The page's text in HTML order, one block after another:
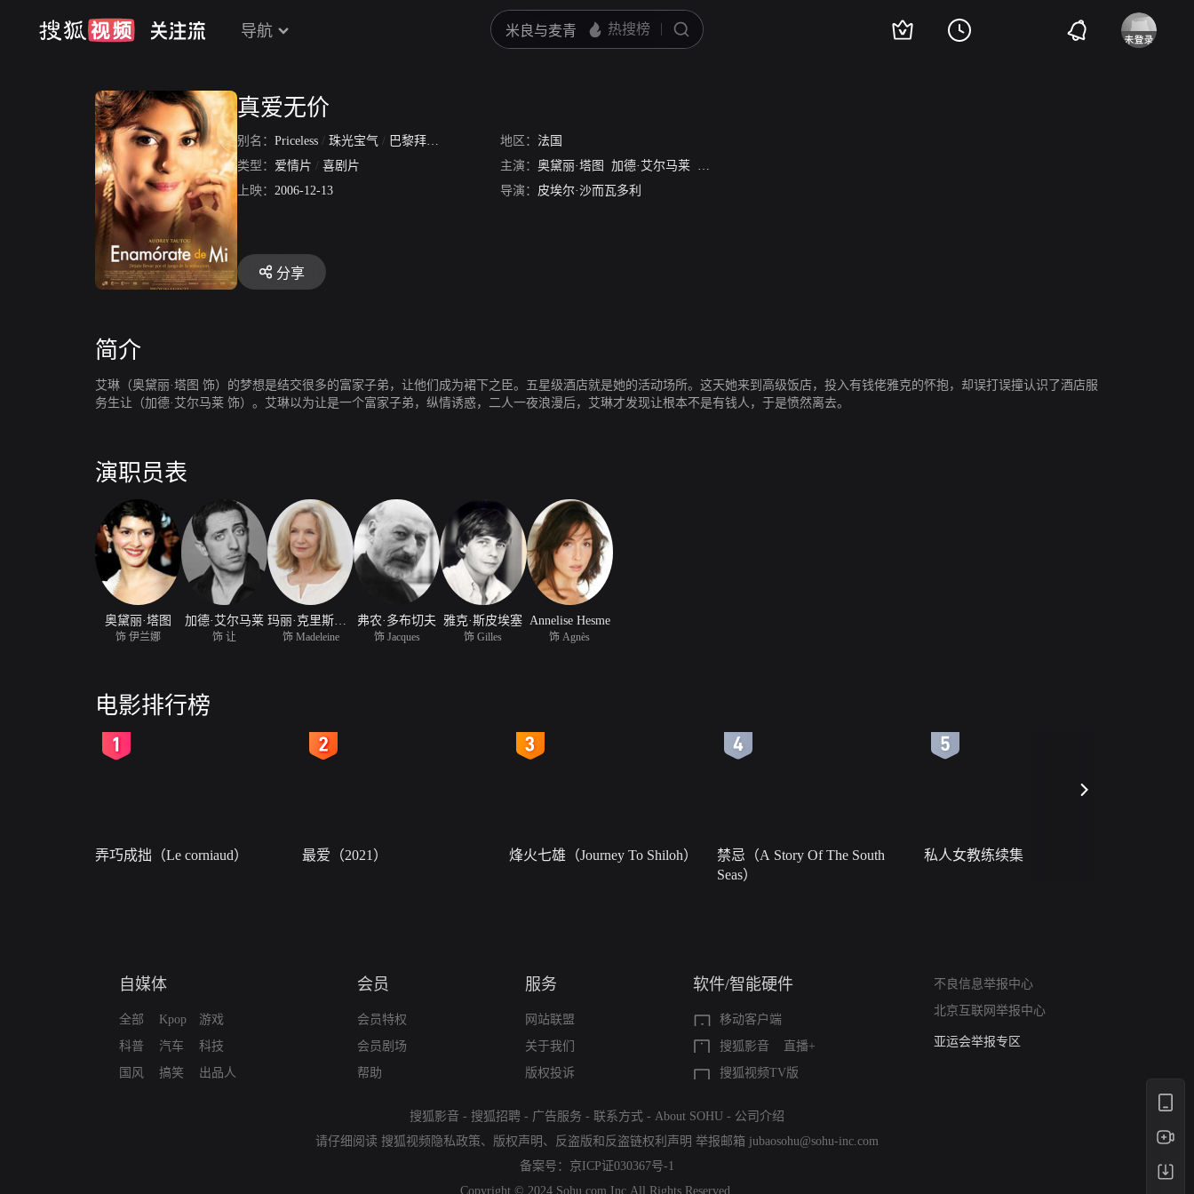
导航
真爱无价
别名： Priceless / 珠光宝气 / 巴黎拜金女 无价的女人/ 奢华之外
地区： 法国
类型： 爱情片 / 喜剧片 主演： 奥黛丽·塔图 加德·艾尔马莱 玛丽·克里斯汀·亚当
上映： 2006-12-13 导演： 皮埃尔·沙而瓦多利
分享
简介
艾琳（奥黛丽·塔图 饰）的梦想是结交很多的富家子弟，让他们成为裙下之臣。五星级酒店就是她的活动场所。这天她来到高级饭店，投入有钱佬雅克的怀抱，却误打误撞认识了酒店服
务生让（加德·艾尔马莱 饰）。艾琳以为让是一个富家子弟，纵情诱惑，二人一夜浪漫后，艾琳才发现让根本不是有钱人，于是愤然离去。
演职员表
奥黛丽·塔图
饰 伊兰娜
加德·艾尔马莱
饰 让 饰 Madeleine
弗农·多布切夫
饰 Jacques
雅克·斯皮埃塞
饰 Gilles
Annelise Hesme
饰 Agnès
电影排行榜
弄巧成拙（Le corniaud） 最爱（2021） 烽火七雄（Journey To Shiloh）
禁忌（A Story Of The South
Seas）
私人女教练续集
自媒体
全部
科普
国风
Kpop
汽车
搞笑
游戏
科技
出品人
会员
会员特权
会员剧场
帮助
服务
网站联盟
关于我们
版权投诉
软件/智能硬件
移动客户端
搜狐影音
直播+
搜狐视频TV版
不良信息举报中心
北京互联网举报中心
算法推荐专项举报
亚运会举报专区
搜狐影音 - 搜狐招聘 - 广告服务 - 联系方式 - About SOHU - 公司介绍
请仔细阅读 搜狐视频隐私政策、 版权声明 、 反盗版和反盗链权利声明 举报邮箱 jubaosohu@sohu-inc.com
备案号： 京ICP证030367号-1
Copyright © 2024 Sohu.com Inc.All Rights Reserved.